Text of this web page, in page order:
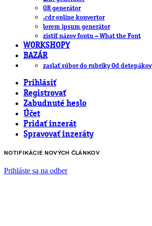
QR generátor
.cdr online konvertor
lorem ipsum generátor
zistiť názov fontu – What the Font
WORKSHOPY
BAZÁR
zaslať súbor do rubriky Od detepákov
Prihlásiť
Registrovať
Zabudnuté heslo
Účet
Pridať inzerát
Spravovať inzeráty
NOTIFIKÁCIE NOVÝCH ČLÁNKOV
Prihláste sa na odber